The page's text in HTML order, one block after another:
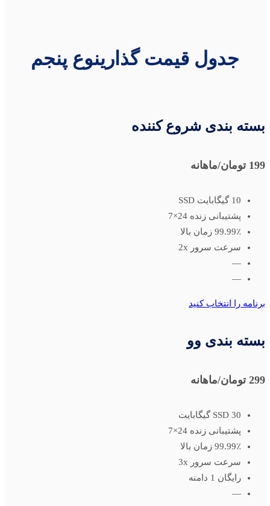
جدول قیمت گذارینوع پنجم
بسته بندی شروع کننده
199 تومان /ماهانه
10 گیگابایت SSD
پشتیبانی زنده 24×7
99.99٪ زمان بالا
سرعت سرور 2x
—
—
برنامه را انتخاب کنید
بسته بندی وو
299 تومان /ماهانه
SSD 30 گیگابایت
پشتیبانی زنده 24×7
99.99٪ زمان بالا
سرعت سرور 3x
رایگان 1 دامنه
—